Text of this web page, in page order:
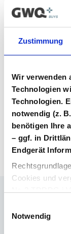
Zustimmung
Wir verwenden
Technologien
Technologien.
notwendig (z.
benötigen Ihre
– ggf. in
Endgerät
Cookies und
Notwendig
Vertrag im
direkt
Login
Dr. Barthold